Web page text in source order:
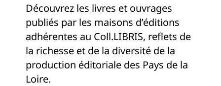
Découvrez les livres et ouvrages
publiés par les maisons d’éditions
adhérentes au Coll.LIBRIS, reflets de
la richesse et de la diversité de la
production éditoriale des Pays de la
Loire.